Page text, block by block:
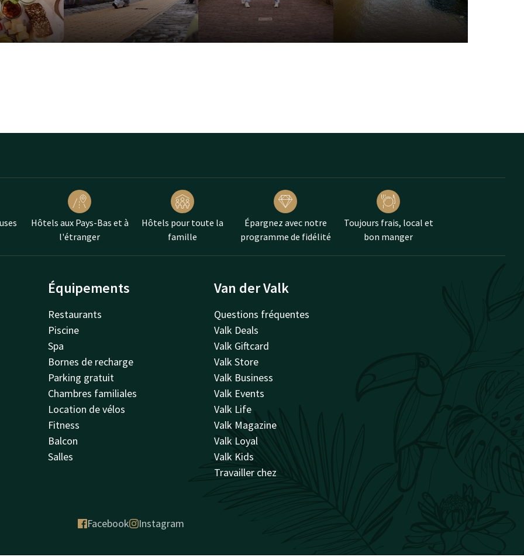
utiliser le bar et le
garer gratuitement à l'hôtel
active ?
Louez un vélo
à
Hôtels aux Pays-Bas et à
l'étranger
Hôtels pour toute la
famille
Épargnez avec notre
programme de fidélité
Toujours frais, local et
bon manger
Équipements
Restaurants
Piscine
Spa
Bornes de recharge
Parking gratuit
Chambres familiales
Location de vélos
Fitness
Balcon
Salles
Van der Valk
Questions fréquentes
Valk Deals
Valk Giftcard
Valk Store
Valk Business
Valk Events
Valk Life
Valk Magazine
Valk Loyal
Valk Kids
Travailler chez
Facebook Instagram